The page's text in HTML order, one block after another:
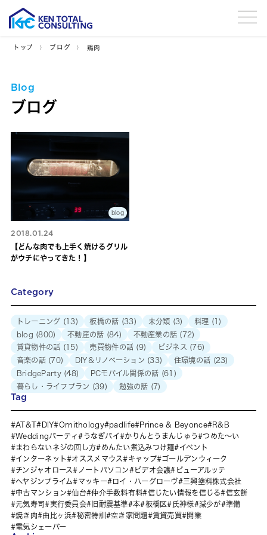
トップ ブログ 鶏肉
Blog
ブログ
blog
2018.01.24
【どんな肉でも上手く焼けるグリル
がウチにやってきた！】
Category
トレーニング (13) 板橋の話 (33) 未分類 (3) 料理 (1)
blog (800) 不動産の話 (84) 不動産業の話 (72)
賃貸物件の話 (15) 売買物件の話 (9) ビジネス (76)
音楽の話(70) DIY＆リノベーション (33) 住環境の話 (23)
BridgeParty(48) PCモバイル関係の話 (61)
暮らし・ライフプラン (39) 勉強の話 (7)
Tag
AT&T DIY Ornithology padlife Prince & Beyonce
R&B
Weddingパーティ
うなぎパイ かりんとうまんじゅう
つめた～い
まわらないネジの回し方
めんたい煮込みつけ麺
イベント
インターネット
オススメマウス キャップ
ゴールデンウィーク
チンジャオロース
ノートパソコン ビデオ会議
ビューアルッテ
ヘヤジンプライム
マッキー ロイ・ハーグローヴ
三興塗料株式会社
中古マンション
仙台 仲介手数料有料 信じたい情報を信じる
信玄餅
元気寿司
実行委員会 旧耐震基準 本 板橋区 氏神様 減少が
準備
焼き肉
由比ヶ浜 秘密特訓 空き家問題 賃貸売買
開業
電気シェーバー